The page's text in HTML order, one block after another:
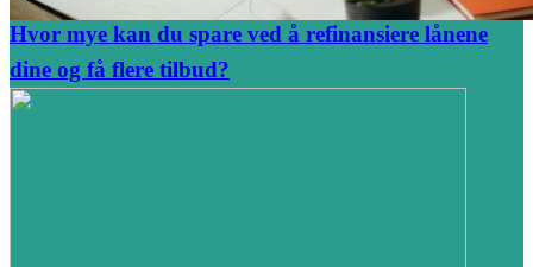
Hvor mye kan du spare ved å refinansiere lånene
dine og få flere tilbud?